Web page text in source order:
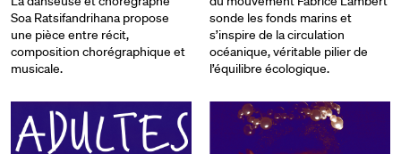
Soa Ratsifandrihana propose
une pièce entre récit,
composition chorégraphique et
musicale.
sonde les fonds marins et
s’inspire de la circulation
océanique, véritable pilier de
l’équilibre écologique.